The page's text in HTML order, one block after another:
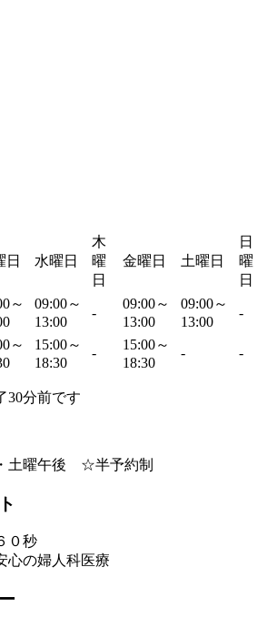
日 水曜日
木
曜
日
金曜日 土曜日
日
曜
日
～
09:00～
13:00
-
09:00～
13:00
09:00～
13:00
-
～
15:00～
18:30
-
15:00～
18:30
- -
30分前です
土曜午後 ☆半予約制
０秒
心の婦人科医療